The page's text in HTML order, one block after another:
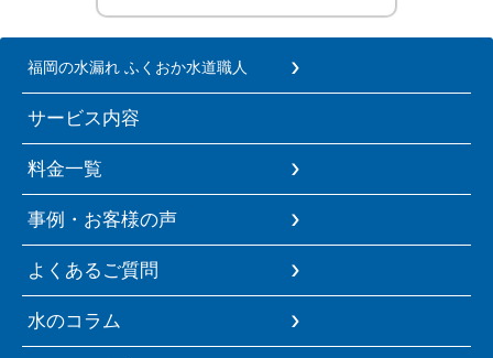
福岡の水漏れ ふくおか水道職人
サービス内容
料金一覧
事例・お客様の声
よくあるご質問
水のコラム